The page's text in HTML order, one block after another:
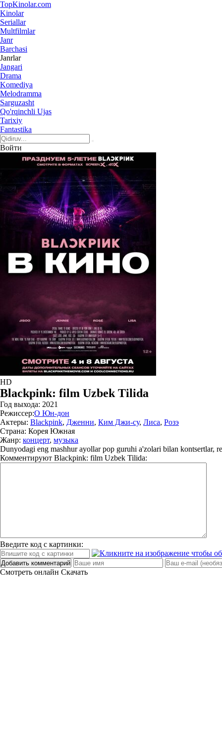
TopKinolar.com
Kinolar
Seriallar
Multfilmlar
Janr
Barchasi
Janrlar
Jangari
Drama
Komediya
Melodramma
Sarguzasht
Qo'rqinchli Ujas
Tarixiy
Fantastika
Войти
HD
Blackpink: film Uzbek Tilida
Год выхода: 2021
Режиссер:О Юн-дон
Актеры: Blackpink, Дженни, Ким Джи-су, Лиса, Розэ
Страна: Корея Южная
Жанр: концерт, музыка
Dunyodagi eng mashhur ayollar pop guruhi a'zolari bilan kontsertlar,
Комментируют Blackpink: film Uzbek Tilida:
Введите код с картинки:
Добавить комментарий
Смотреть онлайн Скачать